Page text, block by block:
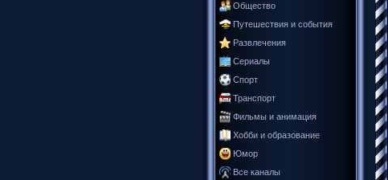
Общество
Путешествия и события
Развлечения
Сериалы
Спорт
Транспорт
Фильмы и анимация
Хобби и образование
Юмор
Все каналы